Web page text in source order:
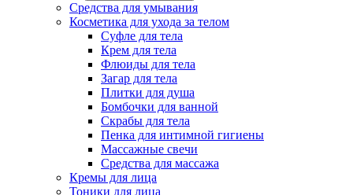
Средства для умывания
Косметика для ухода за телом
Суфле для тела
Крем для тела
Флюиды для тела
Загар для тела
Плитки для душа
Бомбочки для ванной
Скрабы для тела
Пенка для интимной гигиены
Массажные свечи
Средства для массажа
Кремы для лица
Тоники для лица